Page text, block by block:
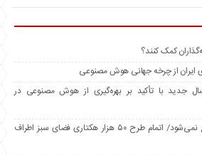
کمک کنند؟
ایران از چرخه جهانی هوش مصنوعی
جدید با تأکید بر بهره‌گیری از هوش مصنوعی در
هیچ درختی در پایتخت قطع نمی‌شود/ اتمام طرح ۵۰ هزار هکتاری فضای سبز اطراف